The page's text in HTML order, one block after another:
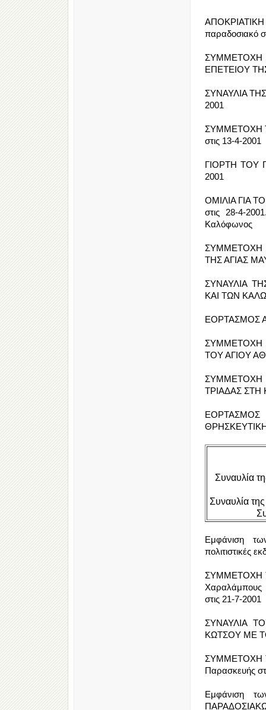
παραδοσιακό
ΣΥΜΜΕΤΟΧΗ
ΕΠΕΤΕΙΟΥ
ΣΥΝΑΥΛΙΑ
2001
ΣΥΜΜΕΤΟΧΗ
στις 13-4-2001
ΓΙΟΡΤΗ ΤΟΥ
2001
ΟΜΙΛΙΑ ΓΙΑ
στις 28-4-
Καλόφωνος
ΣΥΜΜΕΤΟΧΗ
ΤΗΣ ΑΓΙΑΣ
ΣΥΝΑΥΛΙΑ
ΚΑΙ ΤΩΝ
ΕΟΡΤΑΣΜΟΣ
ΣΥΜΜΕΤΟΧΗ
ΤΟΥ ΑΓΙΟΥ
ΣΥΜΜΕΤΟΧΗ
ΤΡΙΑΔΑΣ ΣΤΗ
ΕΟΡΤΑΣΜΟΣ
Συναυλία
Συναυλία
Εμφάνιση
πολιτιστικές
ΣΥΜΜΕΤΟΧΗ
Χαραλάμπους
στις 21-7-2001
ΣΥΝΑΥΛΙΑ
ΚΩΤΣΟΥ ΜΕ
ΣΥΜΜΕΤΟΧΗ
Παρασκευής
Εμφάνιση